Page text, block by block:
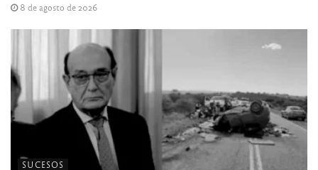
8 de agosto de 2026
SUCESOS